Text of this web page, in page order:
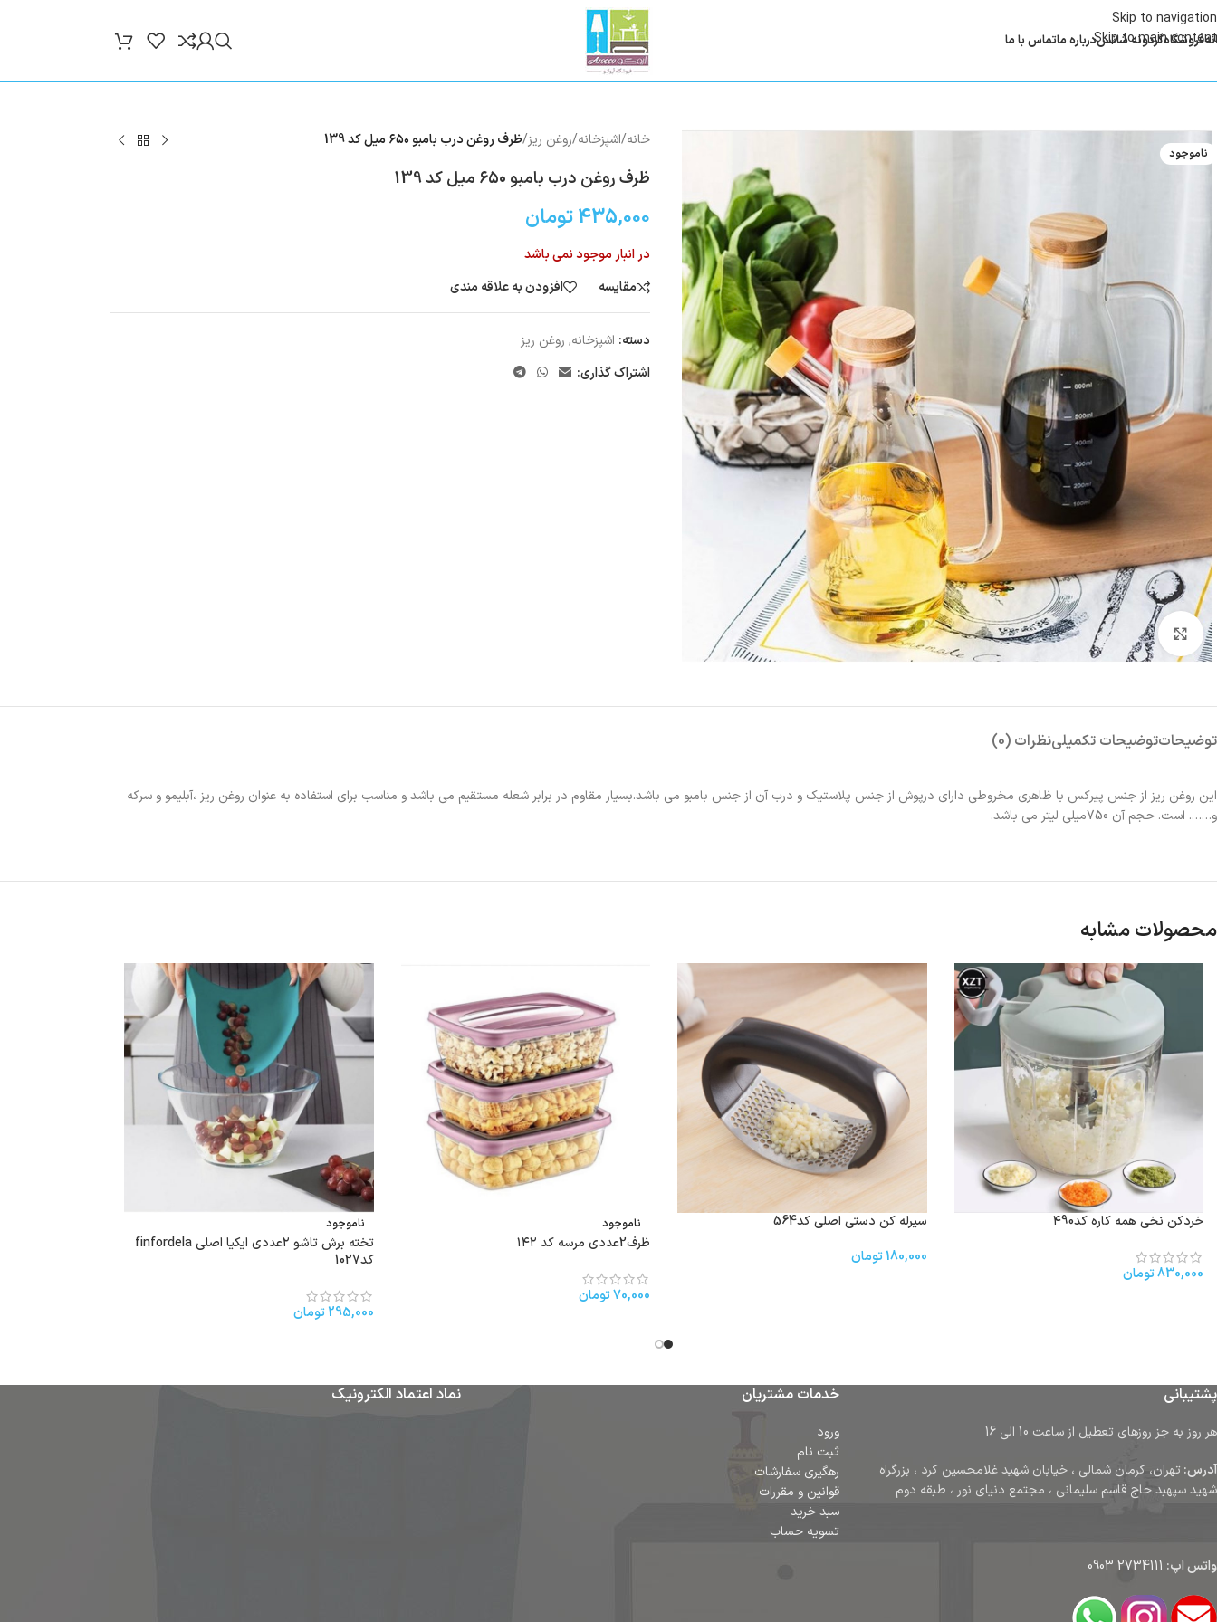
Skip to navigation
Skip to main content
فروشگاهگردونه شانسدرباره ماتماس با ما
ناموجود
بزرگنمایی تصویر
خانه/اشپزخانه/روغن ریز/ظرف روغن درب بامبو ۶۵۰ میل کد 139
ظرف روغن درب بامبو ۶۵۰ میل کد 139
435,000تومان
در انبار موجود نمی باشد
مقایسه
افزودن به علاقه مندی
دسته: اشپزخانه, روغن ریز
اشتراک گذاری:
توضیحاتتوضیحات تکمیلینظرات (0)
این روغن ریز از جنس پیرکس با ظاهری مخروطی دارای درپوش از جنس پلاستیک و درب آن از جنس بامبو می باشد.بسیار مقاوم در برابر شعله مستقیم می باشد و مناسب برای استفاده به عنوان روغن ریز ،آبلیمو و سرکه
و……. است. حجم آن 750میلی لیتر می باشد.
محصولات مشابه
خردکن نخی همه کاره کد۴90
830,000تومان
سیرله کن دستی اصلی کد564
180,000تومان
ناموجود
ظرف2عددی مرسه کد ۱۴۲
70,000تومان
ناموجود
تخته برش تاشو ۲عددی ایکیا اصلی finfordela
کد1027
295,000 تومان
پشتیبانی
هر روز به جز روزهای تعطیل از ساعت 10 الی 16
آدرس: تهران، کرمان شمالی ، خیابان شهید غلامحسین کرد ، بزرگراه
شهید سپهبد حاج قاسم سلیمانی ، مجتمع دنیای نور ، طبقه دوم
واتس اپ: 2734111 0903
خدمات مشتریان
ورود
ثبت نام
رهگیری سفارشات
قوانین و مقررات
سبد خرید
تسویه حساب
نماد اعتماد الکترونیک